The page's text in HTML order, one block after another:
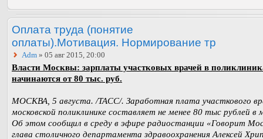
Оплата труда (понятие
оплаты).Мотивация. Нормирование тр
Adm » 05 авг 2015, 20:00
Власти Москвы: зарплаты участковых врачей в
начинаются от 80 тыс. руб.
МОСКВА, 5 августа. /ТАСС/. Заработная плата участкового
московской поликлинике составляет не менее 80 тыс рублей в
Об этом сообщил в среду в эфире радиостанции «Говорит
глава столичного департамента здравоохранения Алексей